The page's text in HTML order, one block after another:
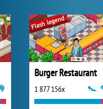
Burger Restaurant
1 877 156x